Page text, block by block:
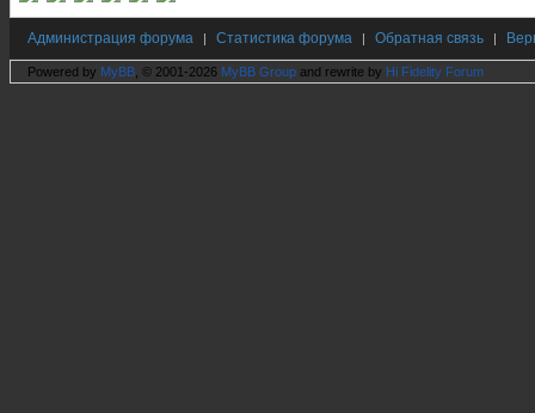
Администрация форума | Статистика форума | Обратная связь |
Powered by MyBB , © 2001-2026 MyBB Group and rewrite by Hi Fidelity Forum